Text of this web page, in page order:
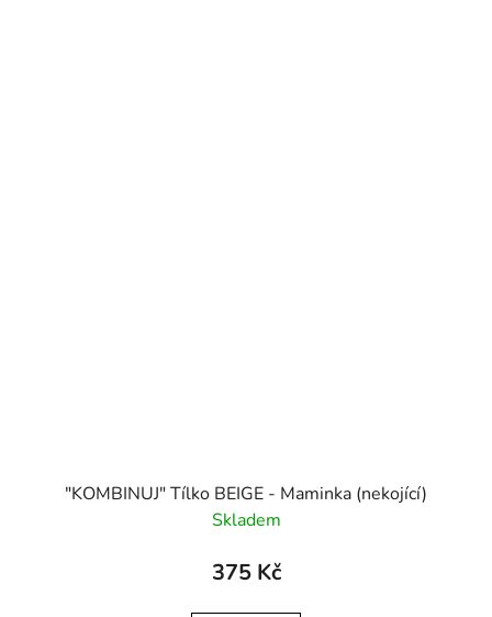
"KOMBINUJ" Tílko BEIGE - Maminka (nekojící)
Skladem
375 Kč